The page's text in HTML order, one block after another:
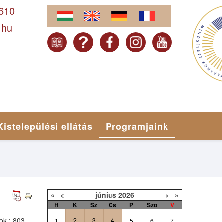
ellátás Programjaink
: 803
« < június 2026 > »
H K Sz Cs P Szo V
1 2 3 4 5 6 7